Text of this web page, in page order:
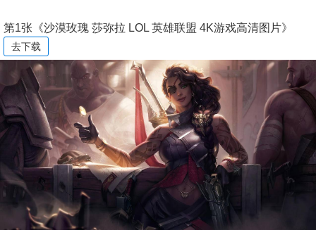
第1张《沙漠玫瑰 莎弥拉 LOL 英雄联盟 4K游戏高清图片》
去下载